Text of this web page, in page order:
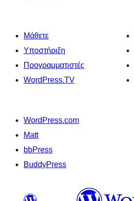
Μάθετε
Υποστήριξη
Προγραμματιστές
WordPress.TV
WordPress.com
Matt
bbPress
BuddyPress